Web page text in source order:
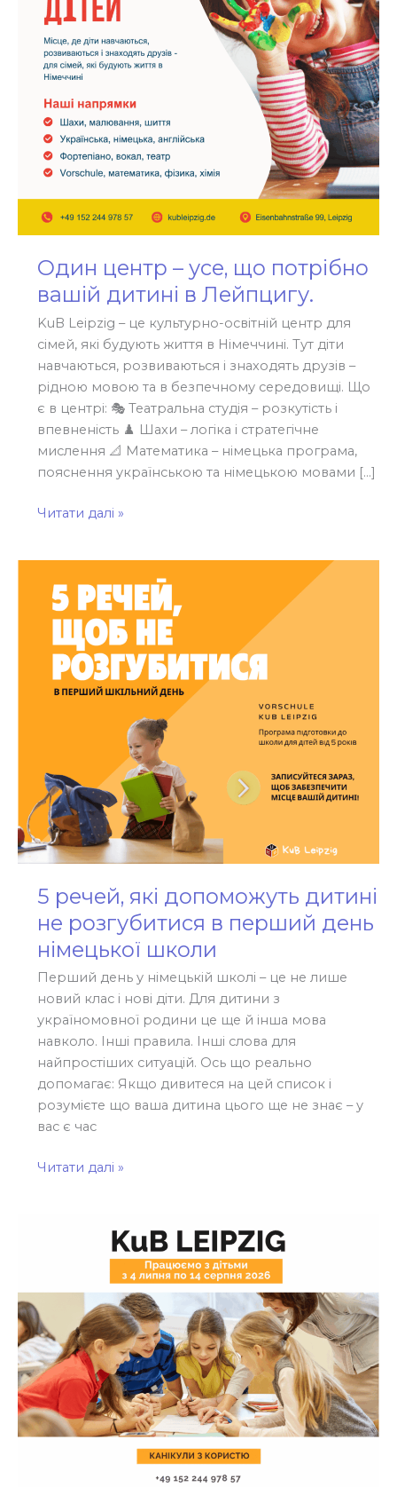
Один центр – усе, що потрібно
вашій дитині в Лейпцигу.
KuB Leipzig – це культурно-освітній центр для
сімей, які будують життя в Німеччині. Тут діти
навчаються, розвиваються і знаходять друзів –
рідною мовою та в безпечному середовищі. Що
є в центрі: 🎭 Театральна студія – розкутість і
впевненість ♟️ Шахи – логіка і стратегічне
мислення 📐 Математика – німецька програма,
пояснення українською та німецькою мовами […]
вашій
в
Лейпцигу.
Читати далі »
5 речей, які допоможуть дитині
не розгубитися в перший день
німецької школи
Перший день у німецькій школі – це не лише
новий клас і нові діти. Для дитини з
україномовної родини це ще й інша мова
навколо. Інші правила. Інші слова для
найпростіших ситуацій. Ось що реально
допомагає: Якщо дивитеся на цей список і
розумієте що ваша дитина цього ще не знає – у
вас є час
речей,
які
допоможуть
дитині
не
розгубитися
німецької
школи
Читати далі »
користю
в
KuB
Leipzig